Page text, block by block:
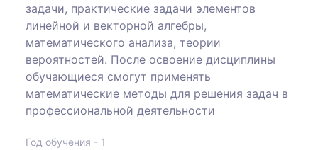
задачи, практические задачи элементов
линейной и векторной алгебры,
математического анализа, теории
вероятностей. После освоение дисциплины
обучающиеся смогут применять
математические методы для решения задач в
профессиональной деятельности
Год обучения - 1